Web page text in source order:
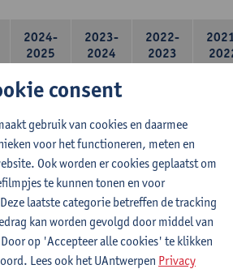
2024-
2025
2023-
2024
2022-
2023
vakdidactieken
en een profilering
neem je 60 studiepunten op:
opleidingsonderdeel van 6 studiepunten,
Nederlands en telkens minimum 6
theater- en filmwetenschap.
consent
gebruik van cookies en daarmee
voor het functioneren, meten en
Ook worden er cookies geplaatst om
te kunnen tonen en voor
laatste categorie betreffen de tracking
kan worden gevolgd door middel van
op 'Accepteer alle cookies' te klikken
Lees ook het UAntwerpen Privacy